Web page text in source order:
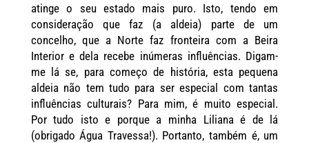
atinge o seu estado mais puro. Isto, tendo em
consideração que faz (a aldeia) parte de um
concelho, que a Norte faz fronteira com a Beira
Interior e dela recebe inúmeras influências. Digam-
me lá se, para começo de história, esta pequena
aldeia não tem tudo para ser especial com tantas
influências culturais? Para mim, é muito especial.
Por tudo isto e porque a minha Liliana é de lá
(obrigado Água Travessa!). Portanto, também é, um